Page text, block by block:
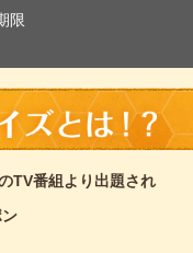
限
TV番組より出題され